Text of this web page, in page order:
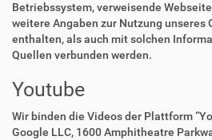
Betriebssystem, verweisende
weitere Angaben zur Nutzung unseres
enthalten, als auch mit solchen
Quellen verbunden werden.
Youtube
Wir binden die Videos der Plattform
Google LLC, 1600 Amphitheatre